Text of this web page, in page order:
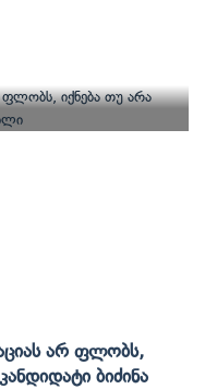
Არ Ფლობს,
Ბიძინა